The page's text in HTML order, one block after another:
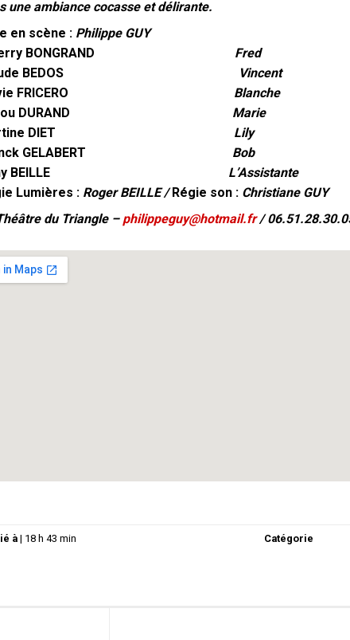
une ambiance cocasse et délirante.
en scène : Philippe GUY
BONGRAND Fred
BEDOS
Vincent
FRICERO Blanche
DURAND Marie
DIET Lily
GELABERT Bob
BEILLEL’Assistante
Lumières : Roger BEILLE /Régie son : Christiane GUY
du Triangle – philippeguy@hotmail.fr/
à | 18 h 43 min Catégorie